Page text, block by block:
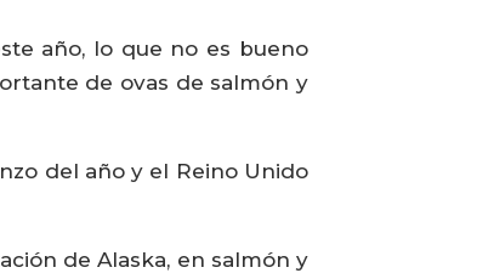
año, lo que no es bueno
de ovas de salmón y
del año y el Reino Unido
de Alaska, en salmón y